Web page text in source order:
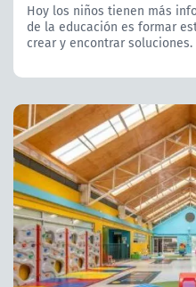
Hoy los niños tienen más
de la educación es formar
crear y encontrar soluciones.